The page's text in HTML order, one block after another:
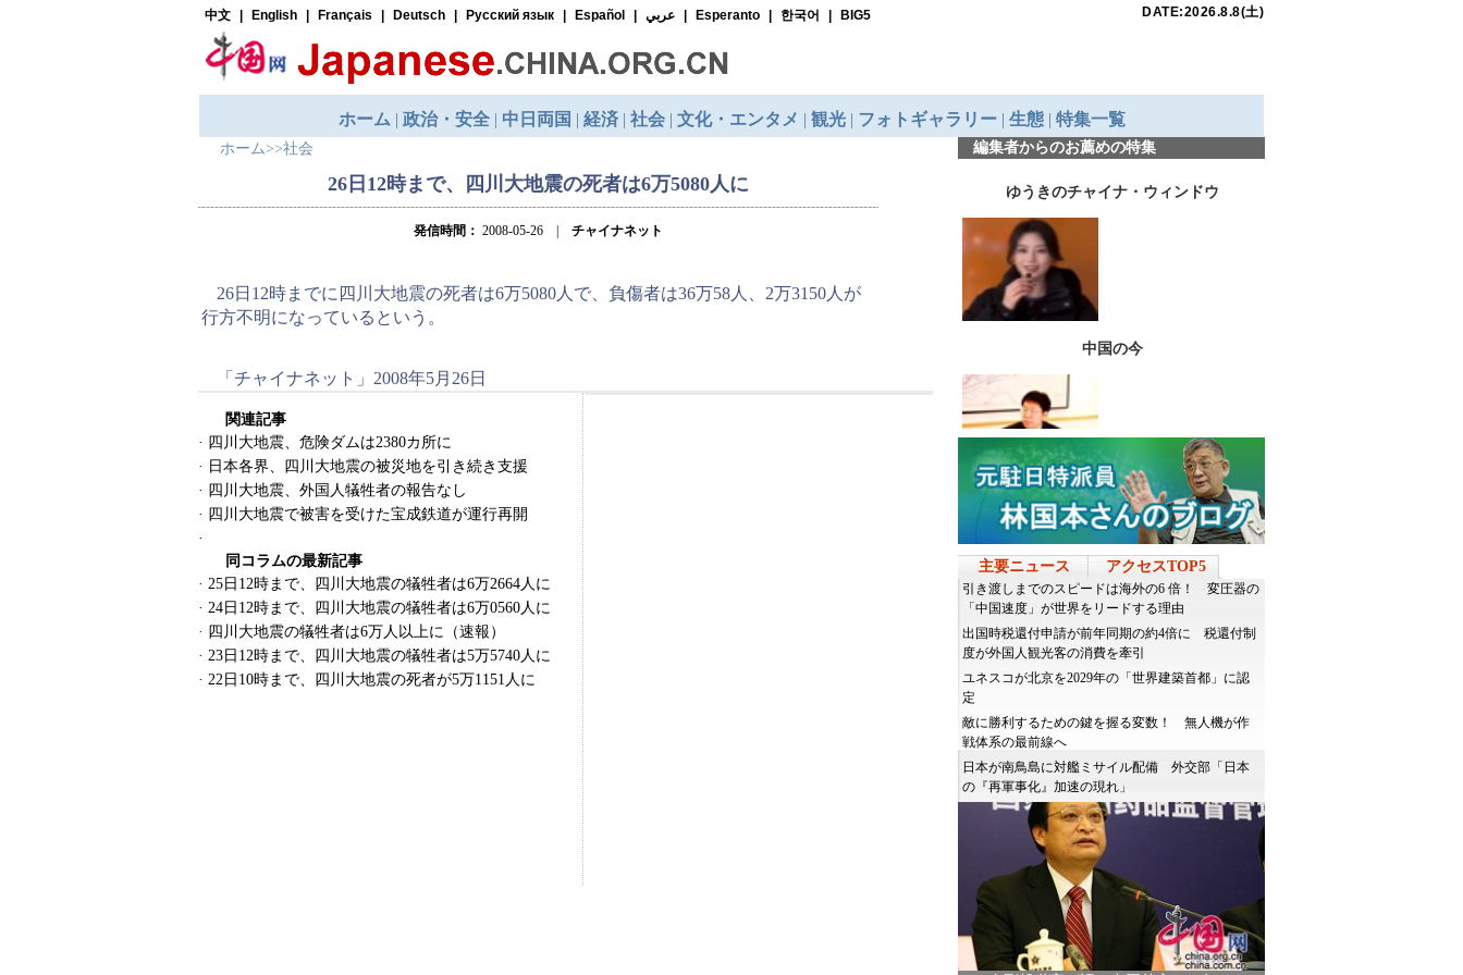
ホーム>>社会
26日12時まで、四川大地震の死者は6万5080人に
発信時間： 2008-05-26 | チャイナネット
26日12時までに四川大地震の死者は6万5080人で、負傷者は36万58人、2万3150人が
行方不明になっているという。
「チャイナネット」2008年5月26日
関連記事
· 四川大地震、危険ダムは2380カ所に
· 日本各界、四川大地震の被災地を引き続き支援
· 四川大地震、外国人犠牲者の報告なし
· 四川大地震で被害を受けた宝成鉄道が運行再開
·
同コラムの最新記事
· 25日12時まで、四川大地震の犠牲者は6万2664人に
· 24日12時まで、四川大地震の犠牲者は6万0560人に
· 四川大地震の犠牲者は6万人以上に（速報）
· 23日12時まで、四川大地震の犠牲者は5万5740人に
· 22日10時まで、四川大地震の死者が5万1151人に